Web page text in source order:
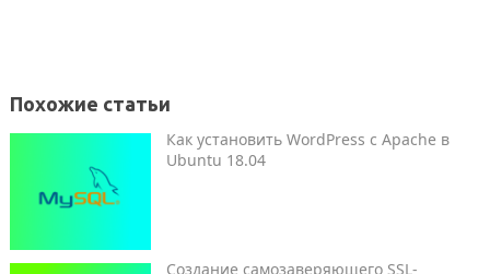
Похожие статьи
Как установить WordPress с Apache в
Ubuntu 18.04
Создание самозаверяющего SSL-